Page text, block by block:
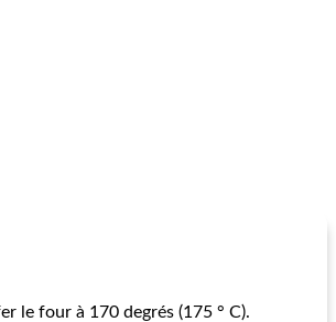
le four à 170 degrés (175 ° C).